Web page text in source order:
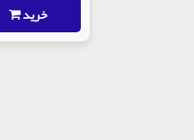
خرید